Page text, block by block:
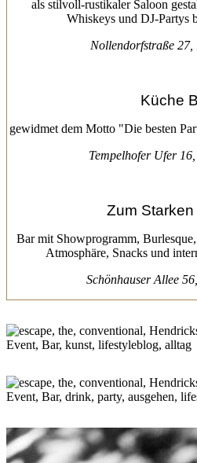
als stilvoll-rustikaler Saloon
Whiskeys und DJ-Partys
Nollendorfstraße
Küche
gewidmet dem Motto "Die besten
Tempelhofer Ufer
Zum
Bar mit Showprogramm,
Atmosphäre, Snacks und
Schönhauser Allee